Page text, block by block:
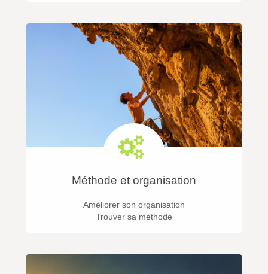
Méthode et organisation
Améliorer son organisation
Trouver sa méthode